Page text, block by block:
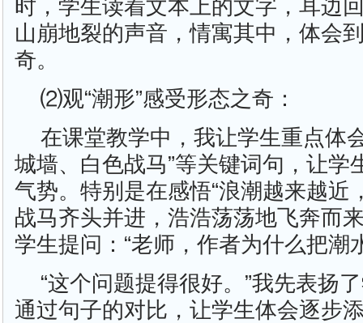
时，学生读着文本上的文字，耳边
山崩地裂的声音，情寓其中，体会
奇。
⑵观“潮形”感受形态之奇：
在课堂教学中，我让学生重点体
城墙、白色战马”等关键词句，让学
气势。特别是在感悟“浪潮越来越近
战马齐头并进，浩浩荡荡地飞奔而
学生提问：“老师，作者为什么把潮
“这个问题提得很好。”我先表扬
通过句子的对比，让学生体会逐步